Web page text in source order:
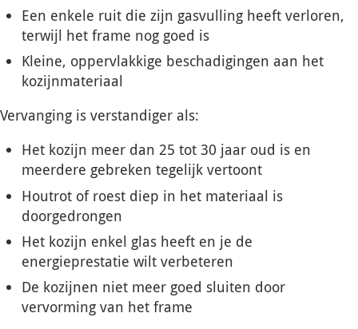
Een enkele ruit die zijn gasvulling heeft verloren,
terwijl het frame nog goed is
Kleine, oppervlakkige beschadigingen aan het
kozijnmateriaal
Vervanging is verstandiger als:
Het kozijn meer dan 25 tot 30 jaar oud is en
meerdere gebreken tegelijk vertoont
Houtrot of roest diep in het materiaal is
doorgedrongen
Het kozijn enkel glas heeft en je de
energieprestatie wilt verbeteren
De kozijnen niet meer goed sluiten door
vervorming van het frame